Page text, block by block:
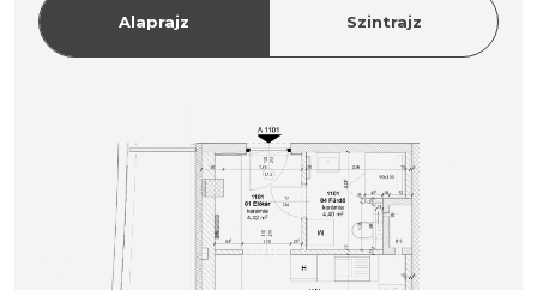
Alaprajz Szintrajz